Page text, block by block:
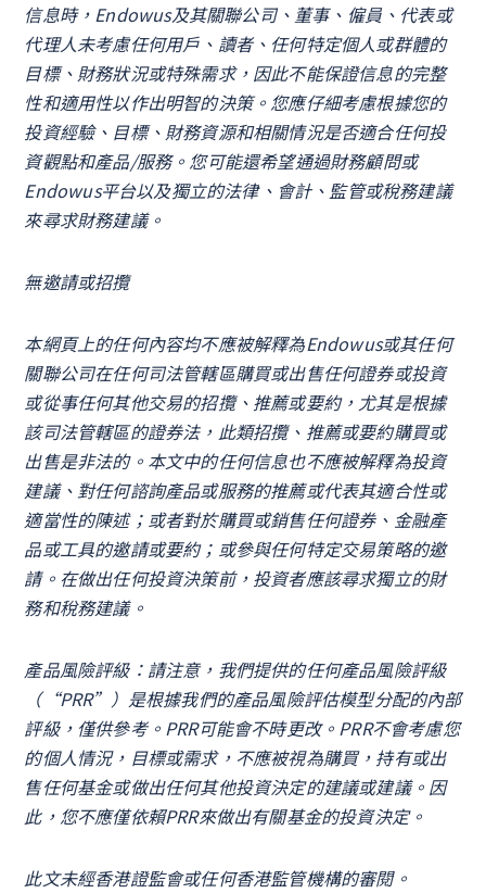
信息時，Endowus及其關聯公司、董事、僱員、代表或
代理人未考慮任何用戶、讀者、任何特定個人或群體的
目標、財務狀況或特殊需求，因此不能保證信息的完整
性和適用性以作出明智的決策。您應仔細考慮根據您的
投資經驗、目標、財務資源和相關情況是否適合任何投
資觀點和產品/服務。您可能還希望通過財務顧問或
Endowus平台以及獨立的法律、會計、監管或稅務建議
來尋求財務建議。
無邀請或招攬
本網頁上的任何內容均不應被解釋為Endowus或其任何
關聯公司在任何司法管轄區購買或出售任何證券或投資
或從事任何其他交易的招攬、推薦或要約，尤其是根據
該司法管轄區的證券法，此類招攬、推薦或要約購買或
出售是非法的。本文中的任何信息也不應被解釋為投資
建議、對任何諮詢產品或服務的推薦或代表其適合性或
適當性的陳述；或者對於購買或銷售任何證券、金融產
品或工具的邀請或要約；或參與任何特定交易策略的邀
請。在做出任何投資決策前，投資者應該尋求獨立的財
務和稅務建議。
產品風險評級：請注意，我們提供的任何產品風險評級
（“PRR”）是根據我們的產品風險評估模型分配的內部
評級，僅供參考。PRR可能會不時更改。PRR不會考慮您
的個人情況，目標或需求，不應被視為購買，持有或出
售任何基金或做出任何其他投資決定的建議或建議。因
此，您不應僅依賴PRR來做出有關基金的投資決定。
此文未經香港證監會或任何香港監管機構的審閱。